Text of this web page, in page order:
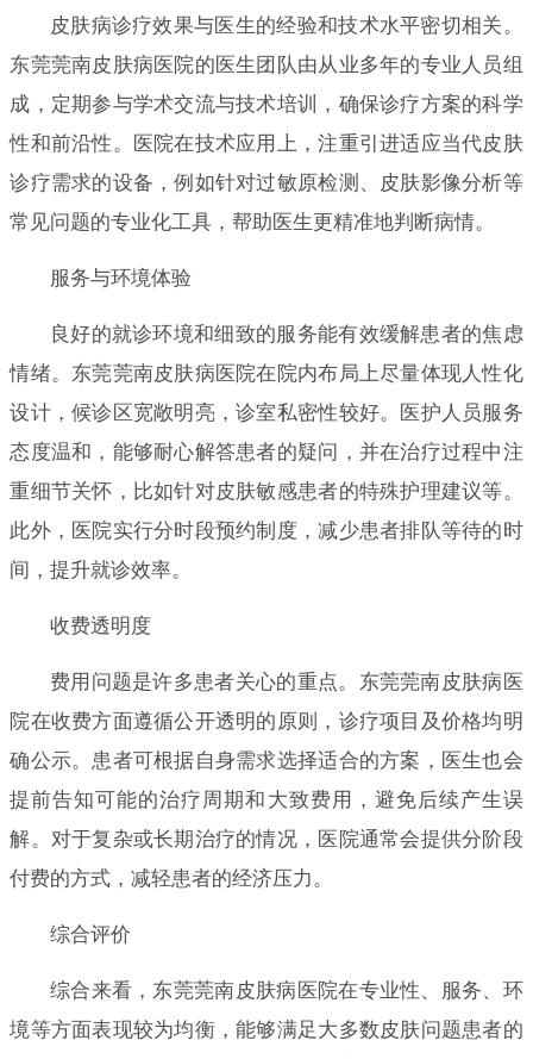
皮肤病诊疗效果与医生的经验和技术水平密切相关。
东莞莞南皮肤病医院的医生团队由从业多年的专业人员组
成，定期参与学术交流与技术培训，确保诊疗方案的科学
性和前沿性。医院在技术应用上，注重引进适应当代皮肤
诊疗需求的设备，例如针对过敏原检测、皮肤影像分析等
常见问题的专业化工具，帮助医生更精准地判断病情。
服务与环境体验
良好的就诊环境和细致的服务能有效缓解患者的焦虑
情绪。东莞莞南皮肤病医院在院内布局上尽量体现人性化
设计，候诊区宽敞明亮，诊室私密性较好。医护人员服务
态度温和，能够耐心解答患者的疑问，并在治疗过程中注
重细节关怀，比如针对皮肤敏感患者的特殊护理建议等。
此外，医院实行分时段预约制度，减少患者排队等待的时
间，提升就诊效率。
收费透明度
费用问题是许多患者关心的重点。东莞莞南皮肤病医
院在收费方面遵循公开透明的原则，诊疗项目及价格均明
确公示。患者可根据自身需求选择适合的方案，医生也会
提前告知可能的治疗周期和大致费用，避免后续产生误
解。对于复杂或长期治疗的情况，医院通常会提供分阶段
付费的方式，减轻患者的经济压力。
综合评价
综合来看，东莞莞南皮肤病医院在专业性、服务、环
境等方面表现较为均衡，能够满足大多数皮肤问题患者的